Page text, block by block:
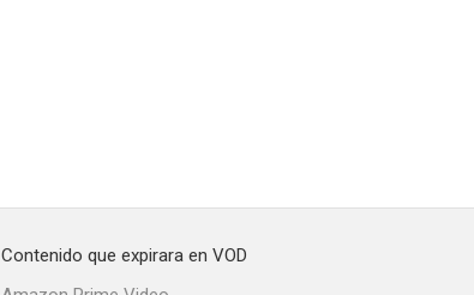
Contenido que expirara en VOD